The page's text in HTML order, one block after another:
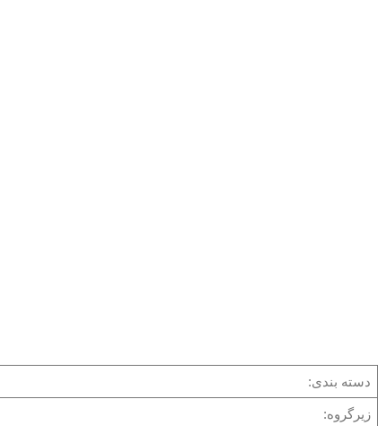
دسته بندی:
زیرگروه: